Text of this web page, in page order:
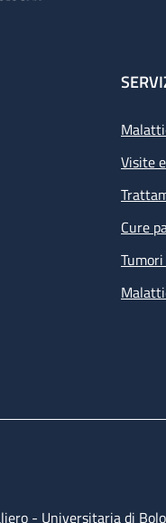
Visite
Cure
- Universitaria di